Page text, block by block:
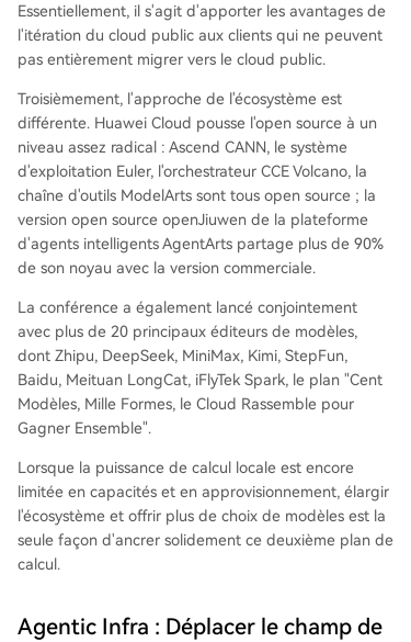
Essentiellement, il s'agit d'apporter les avantages de
l'itération du cloud public aux clients qui ne peuvent
pas entièrement migrer vers le cloud public.
Troisièmement, l'approche de l'écosystème est
différente. Huawei Cloud pousse l'open source à un
niveau assez radical : Ascend CANN, le système
d'exploitation Euler, l'orchestrateur CCE Volcano, la
chaîne d'outils ModelArts sont tous open source ; la
version open source openJiuwen de la plateforme
d'agents intelligents AgentArts partage plus de 90%
de son noyau avec la version commerciale.
La conférence a également lancé conjointement
avec plus de 20 principaux éditeurs de modèles,
dont Zhipu, DeepSeek, MiniMax, Kimi, StepFun,
Baidu, Meituan LongCat, iFlyTek Spark, le plan "Cent
Modèles, Mille Formes, le Cloud Rassemble pour
Gagner Ensemble".
Lorsque la puissance de calcul locale est encore
limitée en capacités et en approvisionnement, élargir
l'écosystème et offrir plus de choix de modèles est la
seule façon d'ancrer solidement ce deuxième plan de
calcul.
Agentic Infra : Déplacer le champ de